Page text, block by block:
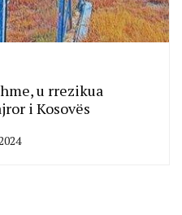
u rrezikua
i Kosovës